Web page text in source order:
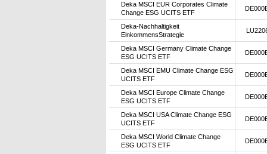
Deka MSCI EUR Corporates Climate
Change ESG UCITS ETF
Deka-Nachhaltigkeit
EinkommensStrategie
Deka MSCI Germany Climate Change
ESG UCITS ETF
Deka MSCI EMU Climate Change ESG
UCITS ETF
Deka MSCI Europe Climate Change
ESG UCITS ETF
Deka MSCI USA Climate Change ESG
UCITS ETF
Deka MSCI World Climate Change
ESG UCITS ETF